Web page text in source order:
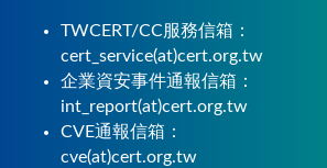
TWCERT/CC服務信箱：
cert_service(at)cert.org.tw
企業資安事件通報信箱：
int_report(at)cert.org.tw
CVE通報信箱：
cve(at)cert.org.tw